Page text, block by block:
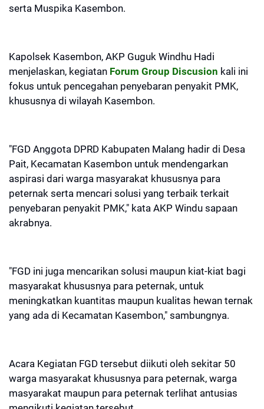
serta Muspika Kasembon.
Kapolsek Kasembon, AKP Guguk Windhu Hadi
menjelaskan, kegiatan Forum Group Discusion kali ini
fokus untuk pencegahan penyebaran penyakit PMK,
khususnya di wilayah Kasembon.
"FGD Anggota DPRD Kabupaten Malang hadir di Desa
Pait, Kecamatan Kasembon untuk mendengarkan
aspirasi dari warga masyarakat khususnya para
peternak serta mencari solusi yang terbaik terkait
penyebaran penyakit PMK," kata AKP Windu sapaan
akrabnya.
"FGD ini juga mencarikan solusi maupun kiat-kiat bagi
masyarakat khususnya para peternak, untuk
meningkatkan kuantitas maupun kualitas hewan ternak
yang ada di Kecamatan Kasembon," sambungnya.
Acara Kegiatan FGD tersebut diikuti oleh sekitar 50
warga masyarakat khususnya para peternak, warga
masyarakat maupun para peternak terlihat antusias